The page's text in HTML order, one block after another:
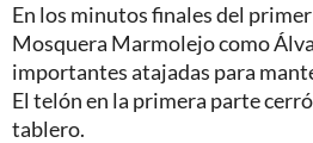
En los minutos finales del
Mosquera Marmolejo como
importantes atajadas para
El telón en la primera parte
tablero.